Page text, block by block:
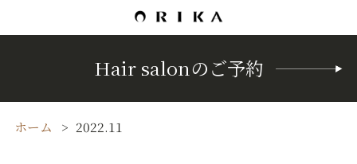
Hair salonのご予約
ホーム 2022.11